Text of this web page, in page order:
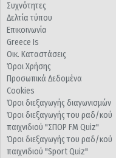
Συχνότητες
Δελτία τύπου
Επικοινωνία
Greece Is
Οικ. Καταστάσεις
Όροι Χρήσης
Προσωπικά Δεδομένα
Cookies
Όροι διεξαγωγής διαγωνισμών
Όροι διεξαγωγής του ραδ/κού
παιχνιδιού "ΣΠΟΡ FM Quiz"
Όροι διεξαγωγής του ραδ/κού
παιχνιδιού "Sport Quiz"